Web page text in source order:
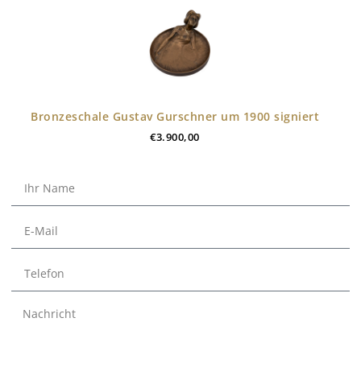
Bronzeschale Gustav Gurschner um 1900 signiert
€3.900,00